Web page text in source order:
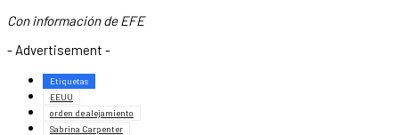
Con información de EFE
- Advertisement -
Etiquetas
EEUU
orden de alejamiento
Sabrina Carpenter